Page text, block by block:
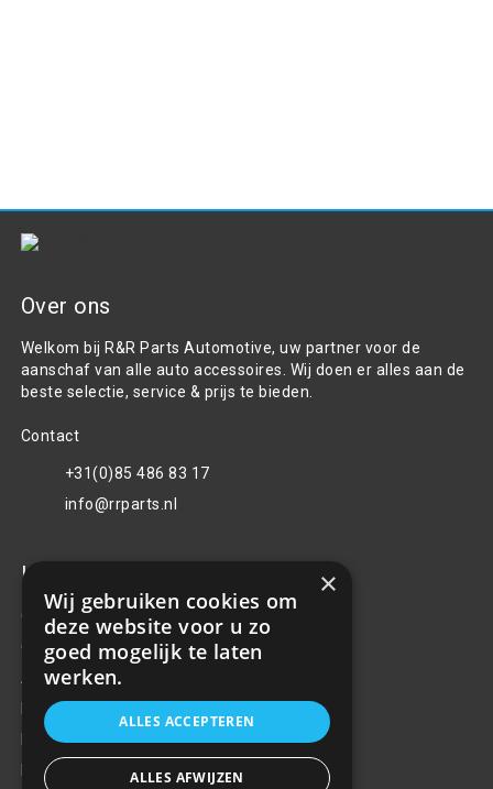
Over ons
Welkom bij R&R Parts Automotive, uw partner voor de
aanschaf van alle auto accessoires. Wij doen er alles aan de
beste selectie, service & prijs te bieden.
Contact
+31(0)85 486 83 17
info@rrparts.nl
Klantenservice
Over ons
Contact
Algemene voorwaarden
Privacy Policy
Klachten
Retouren en garantie
×
Wij gebruiken cookies om
deze website voor u zo
goed mogelijk te laten
werken.
ALLES ACCEPTEREN
ALLES AFWIJZEN